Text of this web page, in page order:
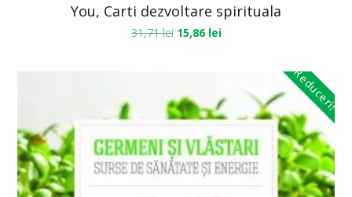
You, Carti dezvoltare spirituala
31,71lei 15,86 lei
Reduceri!